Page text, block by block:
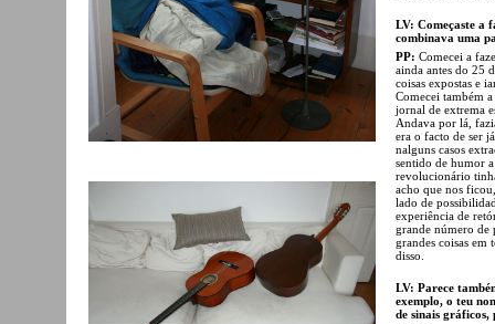
LV: Começaste a
combinava uma
PP: Comecei a
ainda antes do 25
coisas expostas e
Comecei também
jornal de extrema
Andava por lá,
era o facto de ser
nalguns casos
sentido de humor
revolucionário
acho que nos
lado de
experiência de
grande número de
grandes coisas em
disso.
LV: Parece
exemplo, o teu
de sinais gráficos,